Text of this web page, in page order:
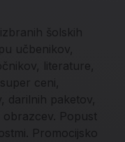
šolskih
učbenikov,
literature,
ceni,
darilnih paketov,
Popust
Promocijsko